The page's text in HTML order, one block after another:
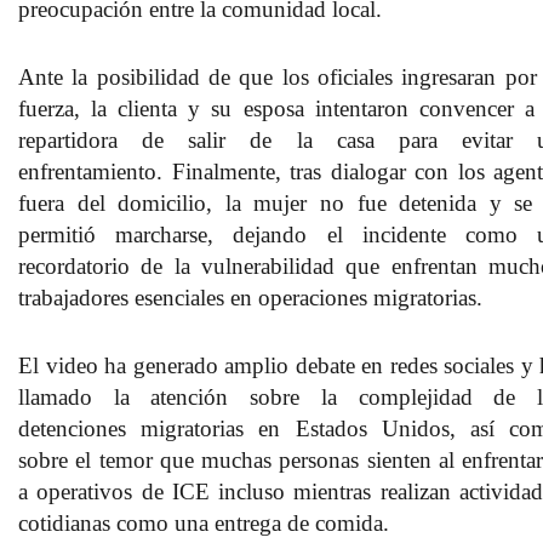
preocupación entre la comunidad local.
Ante la posibilidad de que los oficiales ingresaran por
fuerza, la clienta y su esposa intentaron convencer a
repartidora de salir de la casa para evitar
enfrentamiento. Finalmente, tras dialogar con los
fuera del domicilio, la mujer no fue detenida y se
permitió marcharse, dejando el incidente como
recordatorio de la vulnerabilidad que enfrentan
trabajadores esenciales en operaciones migratorias.
El video ha generado amplio debate en redes sociales y
llamado la atención sobre la complejidad de
detenciones migratorias en Estados Unidos, así
sobre el temor que muchas personas sienten al
a operativos de ICE incluso mientras realizan
cotidianas como una entrega de comida.